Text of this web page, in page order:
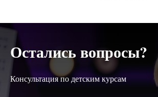
Остались вопросы?
Консультация по детским курсам